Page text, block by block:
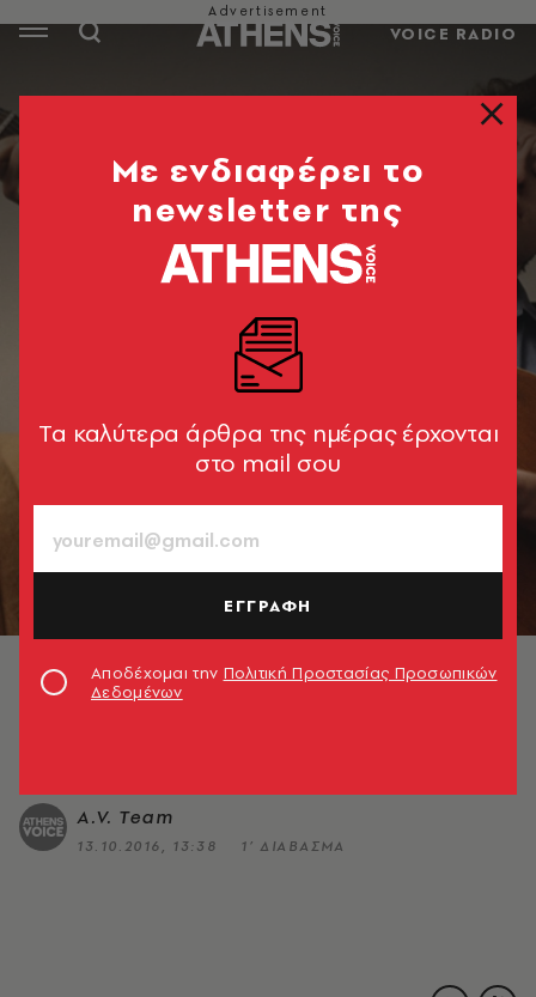
VOICE RADIO
Νόμπελ Λογοτεχνίας στον
Μπομπ Ντίλαν
A.V. Team
13.10.2016, 13:38 1’ ΔΙΑΒΑΣΜΑ
Mε ενδιαφέρει το
newsletter της
Tα καλύτερα άρθρα της ημέρας έρχονται
στο mail σου
ΕΓΓΡΑΦΗ
Αποδέχομαι την Πολιτική Προστασίας Προσωπικών
Δεδομένων